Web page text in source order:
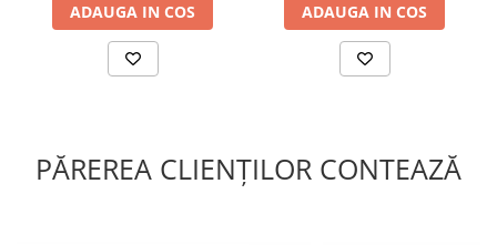
ADAUGA IN COS ADAUGA IN COS
PĂREREA CLIENȚILOR CONTEAZĂ